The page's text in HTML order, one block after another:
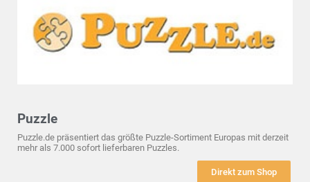
Puzzle
Puzzle.de präsentiert das größte Puzzle-Sortiment Europas mit derzeit
mehr als 7.000 sofort lieferbaren Puzzles.
Direkt zum Shop